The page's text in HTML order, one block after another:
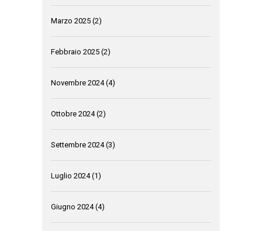
Marzo 2025 (2)
Febbraio 2025 (2)
Novembre 2024(4)
Ottobre 2024(2)
Settembre 2024(3)
Luglio 2024(1)
Giugno 2024(4)